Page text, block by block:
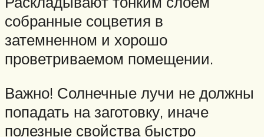
собранные соцветия в
затемненном и хорошо
проветриваемом помещении.
Важно! Солнечные лучи не должны
попадать на заготовку, иначе
полезные свойства быстро